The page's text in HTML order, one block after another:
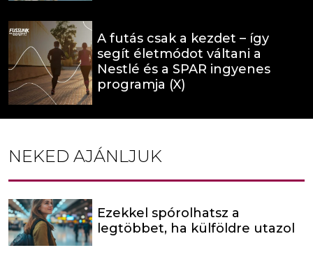
A futás csak a kezdet – így
segít életmódot váltani a
Nestlé és a SPAR ingyenes
programja (X)
NEKED AJÁNLJUK
Ezekkel spórolhatsz a
legtöbbet, ha külföldre utazol